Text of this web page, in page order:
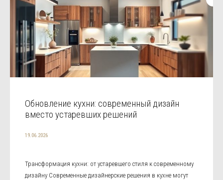
Обновление кухни: современный дизайн
вместо устаревших решений
19.06.2026
Трансформация кухни: от устаревшего стиля к современному
дизайну Современные дизайнерские решения в кухне могут